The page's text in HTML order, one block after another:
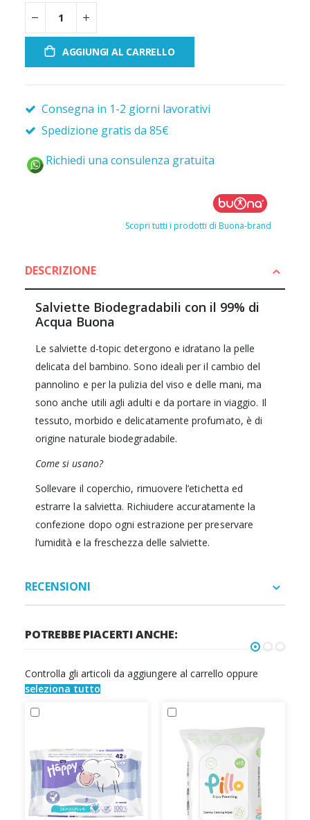
AGGIUNGI AL CARRELLO
Consegna in 1-2 giorni lavorativi
Spedizione gratis da 85€
Richiedi una consulenza gratuita
Scopri tutti i prodotti di Buona-brand
DESCRIZIONE
Salviette Biodegradabili con il 99% di
Acqua Buona
Le salviette d-topic detergono e idratano la pelle
delicata del bambino. Sono ideali per il cambio del
pannolino e per la pulizia del viso e delle mani, ma
sono anche utili agli adulti e da portare in viaggio. Il
tessuto, morbido e delicatamente profumato, è di
origine naturale biodegradabile.
Come si usano?
Sollevare il coperchio, rimuovere l’etichetta ed
estrarre la salvietta. Richiudere accuratamente la
confezione dopo ogni estrazione per preservare
l’umidità e la freschezza delle salviette.
RECENSIONI
POTREBBE PIACERTI ANCHE:
Controlla gli articoli da aggiungere al carrello oppure
seleziona tutto